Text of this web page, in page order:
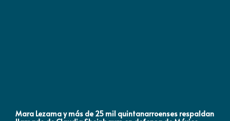
Mara Lezama y más de 25 mil quintanarroenses respaldan